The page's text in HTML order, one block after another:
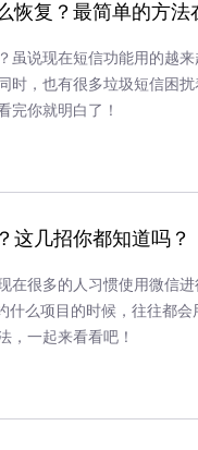
恢复？最简单的方法
虽说现在短信功能用的越
时，也有很多垃圾短信困
完你就明白了！
这几招你都知道吗？
在很多的人习惯使用微信
什么项目的时候，往往都
，一起来看看吧！